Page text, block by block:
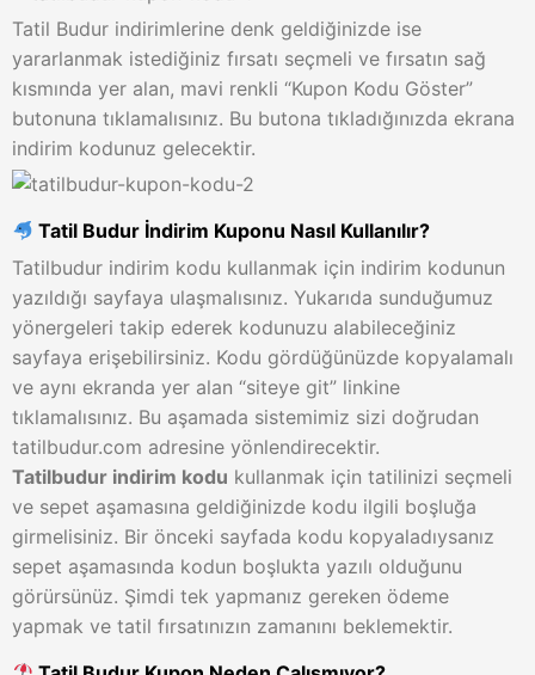
Tatil Budur indirimlerine denk geldiğinizde ise
yararlanmak istediğiniz fırsatı seçmeli ve fırsatın sağ
kısmında yer alan, mavi renkli “Kupon Kodu Göster”
butonuna tıklamalısınız. Bu butona tıkladığınızda ekrana
indirim kodunuz gelecektir.
Tatil Budur İndirim Kuponu Nasıl Kullanılır?
Tatilbudur indirim kodu kullanmak için indirim kodunun
yazıldığı sayfaya ulaşmalısınız. Yukarıda sunduğumuz
yönergeleri takip ederek kodunuzu alabileceğiniz
sayfaya erişebilirsiniz. Kodu gördüğünüzde kopyalamalı
ve aynı ekranda yer alan “siteye git” linkine
tıklamalısınız. Bu aşamada sistemimiz sizi doğrudan
tatilbudur.com adresine yönlendirecektir.
Tatilbudur indirim kodu kullanmak için tatilinizi seçmeli
ve sepet aşamasına geldiğinizde kodu ilgili boşluğa
girmelisiniz. Bir önceki sayfada kodu kopyaladıysanız
sepet aşamasında kodun boşlukta yazılı olduğunu
görürsünüz. Şimdi tek yapmanız gereken ödeme
yapmak ve tatil fırsatınızın zamanını beklemektir.